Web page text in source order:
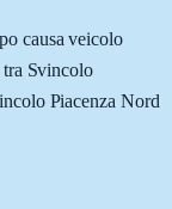
causa veicolo
Svincolo
Piacenza Nord